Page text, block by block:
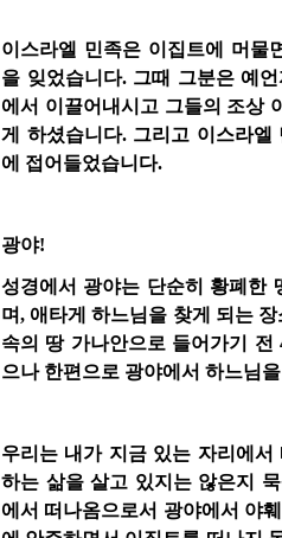
이스라엘 민족은 이집트에 머물
을 잊었습니다. 그때 그분은 예
에서 이끌어내시고 그들의 조상
게 하셨습니다. 그리고 이스라
에 접어들었습니다.
광야!
성경에서 광야는 단순히 황폐 한
며, 애타게하느님을 찾게 되는
속의 땅 가나안으로 들어가기 전
으나 한편으로 광야에서 하느님
우리 는 내가 지금 있는 자리에
하는 삶을 살고 있지는 않은지
에서 떠나옴으로서 광야에서 야